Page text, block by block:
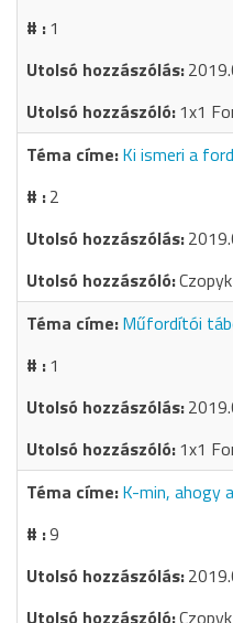
1
1x1
Ki ismeri a
2
Műfordítói
1
1x1
K-min, ahogy
9